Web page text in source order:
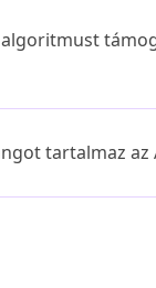
tartalmaz az